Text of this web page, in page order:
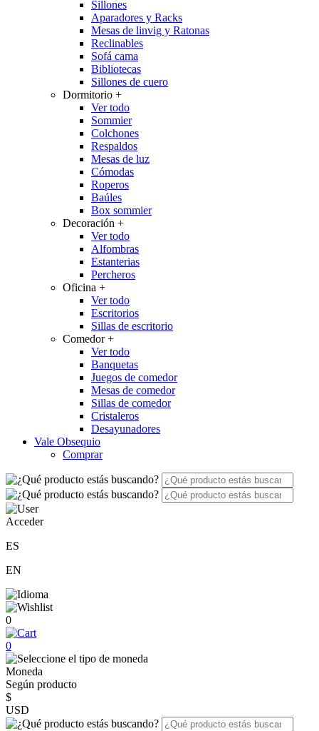
Sillones
Aparadores y Racks
Mesas de linvig y Ratonas
Reclinables
Sofá cama
Bibliotecas
Sillones de cuero
Dormitorio +
Ver todo
Sommier
Colchones
Respaldos
Mesas de luz
Cómodas
Roperos
Baúles
Box sommier
Decoración +
Ver todo
Alfombras
Estanterias
Percheros
Oficina +
Ver todo
Escritorios
Sillas de escritorio
Comedor+
Ver todo
Banquetas
Juegos de comedor
Mesas de comedor
Sillas de comedor
Cristaleros
Desayunadores
Vale Obsequio
Comprar
Acceder
ES
EN
0
0
Moneda
Según producto
$
USD